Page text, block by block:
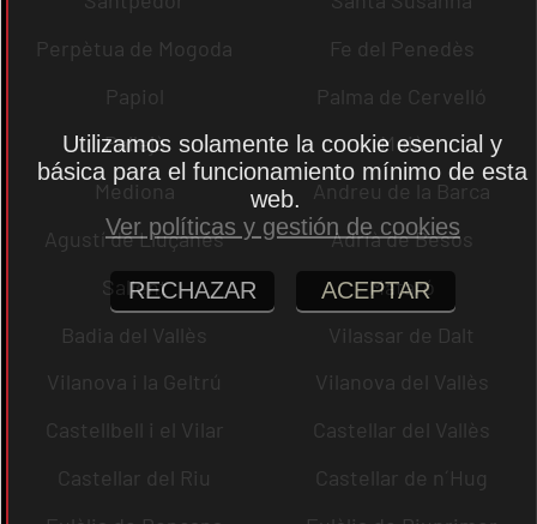
Perpètua de Mogoda
Fe del Penedès
Papiol
Palma de Cervelló
Pallejà
Moià
Mediona
Andreu de la Barca
Agustí de Lluçanès
Adrià de Besòs
Sallent
Mataró
Badia del Vallès
Vilassar de Dalt
Vilanova i la Geltrú
Vilanova del Vallès
Castellbell i el Vilar
Castellar del Vallès
Castellar del Riu
Castellar de n´Hug
Utilizamos solamente la cookie esencial y
básica para el funcionamiento mínimo de esta
web.
Ver políticas y gestión de cookies
RECHAZAR ACEPTAR